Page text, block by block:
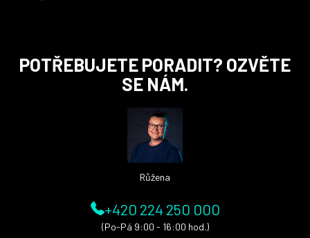
POTŘEBUJETE PORADIT? OZVĚTE
SE NÁM.
Růžena
+420 224 250 000
(Po-Pá 9:00 - 16:00 hod.)